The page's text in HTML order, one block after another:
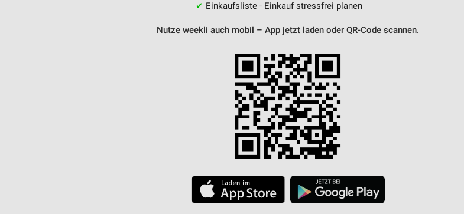
✔ Einkaufsliste - Einkauf stressfrei planen
Nutze weekli auch mobil – App jetzt laden oder QR-Code scannen.